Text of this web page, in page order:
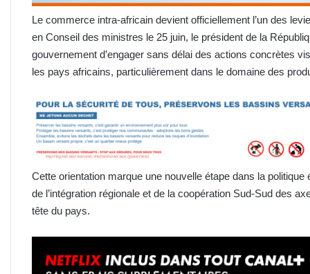
Le commerce intra-africain devient officiellement l’un des
en Conseil des ministres le 25 juin, le président de la
gouvernement d’engager sans délai des actions concrètes
les pays africains, particulièrement dans le domaine des
Cette orientation marque une nouvelle étape dans la politique
de l’intégration régionale et de la coopération Sud-Sud des
tête du pays.